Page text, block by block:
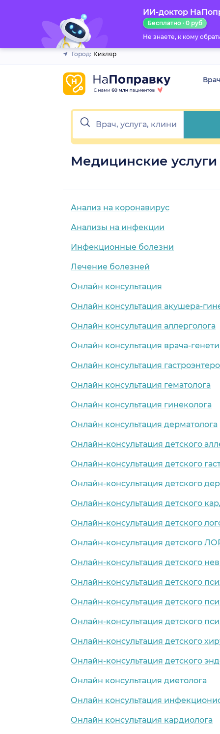
ИИ-доктор
Бесплатно · 0 руб
Не знаете, к кому
Город: Кизляр
Медицинские
Анализ на коронавирус
Анализы на инфекции
Инфекционные болезни
Лечение болезней
Онлайн консультация
Онлайн консультация акушера-
Онлайн консультация аллерголога
Онлайн консультация врача-
Онлайн консультация
Онлайн консультация гематолога
Онлайн консультация гинеколога
Онлайн консультация дерматолога
Онлайн-консультация детского
Онлайн-консультация детского
Онлайн-консультация детского
Онлайн-консультация детского
Онлайн-консультация детского
Онлайн-консультация детского
Онлайн-консультация детского
Онлайн-консультация детского
Онлайн-консультация детского
Онлайн-консультация детского
Онлайн-консультация детского
Онлайн-консультация детского
Онлайн консультация диетолога
Онлайн консультация
Онлайн консультация кардиолога